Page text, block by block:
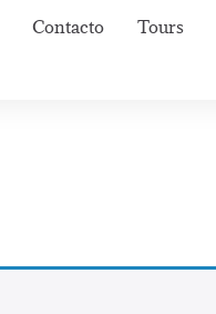
Contacto Tours